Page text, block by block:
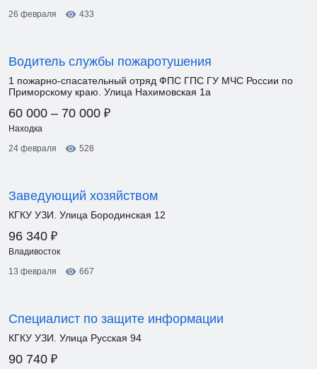
26 февраля
433
Водитель службы пожаротушения
1 пожарно-спасательный отряд ФПС ГПС ГУ МЧС России по
Приморскому краю. Улица Нахимовская 1а
60 000 – 70 000 ₽
Находка
24 февраля
528
Заведующий хозяйством
КГКУ УЗИ. Улица Бородинская 12
96 340 ₽
Владивосток
13 февраля
667
Специалист по защите информации
КГКУ УЗИ. Улица Русская 94
90 740 ₽